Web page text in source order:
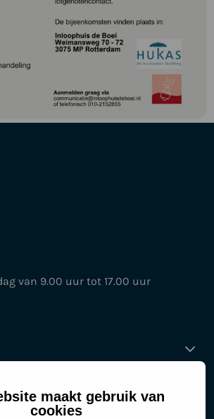
maakt gebruik van
cookies
van 9.00 uur tot 17.00 uur